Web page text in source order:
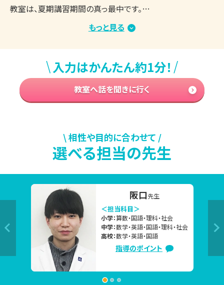
教室は、夏期講習期間の真っ最中です。
教室内は涼しく、集中して学習できる環境を整えており、生
格・成績アップに向けてがんばっている方が多くいらっしゃる
と思います。
もし、学習を進める中で「今の勉強方法でいいのかな？」「取
り組む内容は合っている？」「もっと効率のいい勉強方法はな
指導学院 中村橋教室の無料学習相談会をご活用ください。
▼今の時期、よくいただくご相談内容
「部活を引退したので、高校受験に向けて本格的に勉強を始
「2学期の定期テストで高得点を取るために、夏休み中にしっ
かり対策したい」
「夏休み中に苦手克服したいけど、なかなか思うように勉強
が進んでない」
「志望校合格に向けて、今の勉強の進め方で大丈夫か不安。
もっと見る
\ 入力はかんたん約1分！ /
教室へ話を聞きに行く
\ 相性や目的に合わせて /
選べる担当の先生
相場先生
＜担当科目＞
小学：算数・国語・理科・社会
中学：英語・国語
高校：英語・国語
指導のポイント